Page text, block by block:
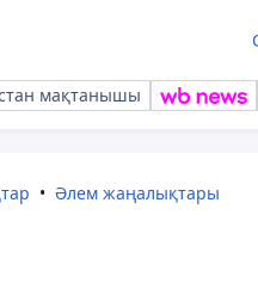
мақтанышы
Әлем жаңалықтары